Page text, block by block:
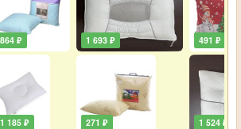
864 ₽
1 185 ₽
1 693 ₽
271 ₽
491 ₽
1 524 ₽